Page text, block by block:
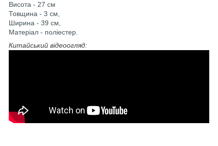
Висота - 27 см
Товщина - 3 см,
Ширина - 39 см,
Матеріал - поліестер.
Китайський відеоогляд: